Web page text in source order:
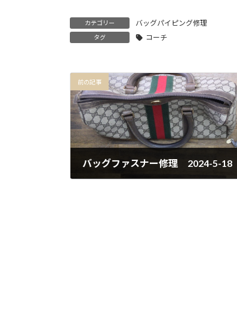
カテゴリー バッグパイピング修理
タグ コーチ
前の記事
バッグファスナー修理 2024-5-18